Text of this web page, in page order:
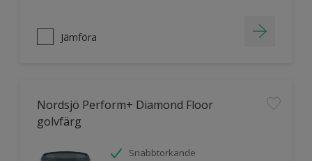
Jämföra
Nordsjö Perform+ Diamond Floor
golvfärg
Snabbtorkande